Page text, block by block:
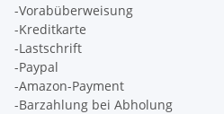
-Vorabüberweisung
-Kreditkarte
-Lastschrift
-Paypal
-Amazon-Payment
-Barzahlung bei Abholung